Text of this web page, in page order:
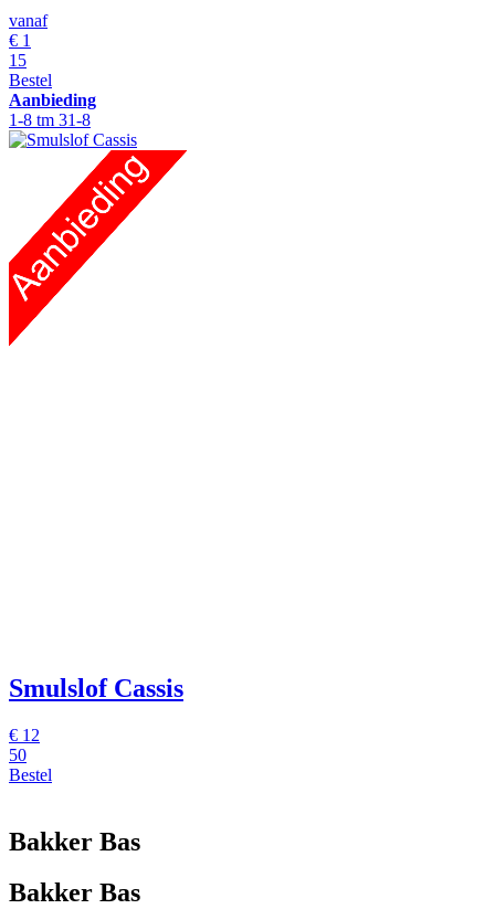
vanaf
€ 1
15
Bestel
Aanbieding
1-8 tm 31-8
Smulslof Cassis
€ 12
50
Bestel
Bakker Bas
Bakker Bas